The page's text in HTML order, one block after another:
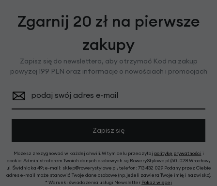
Zgarnij 20 zł na pierwsze
zakupy
Zapisz się do newslettera, aby otrzymać Kod na zakup
powyżej 199 PLN oraz informacje o nowościach i promocjach
podaj swój adres e-mail
Zapisz się
Możesz zrezygnować w każdej chwili. W tym celu przeczytaj politykę prywatności i
cookie. Administratorem Twoich danych osobowych są RoweryStylowe.pl (50-028 Wrocław,
ul. Świdnicka 49; e-mail: sklep@rowerystylowe.pl, telefon: 713 432 029. Podany przez Ciebie
adres e-mail może stanowić Twoje dane osobowe (np. jeżeli zawiera Twoje imię i nazwisko).
* Warunki świadczenia usługi Newsletter Pokaż więcej